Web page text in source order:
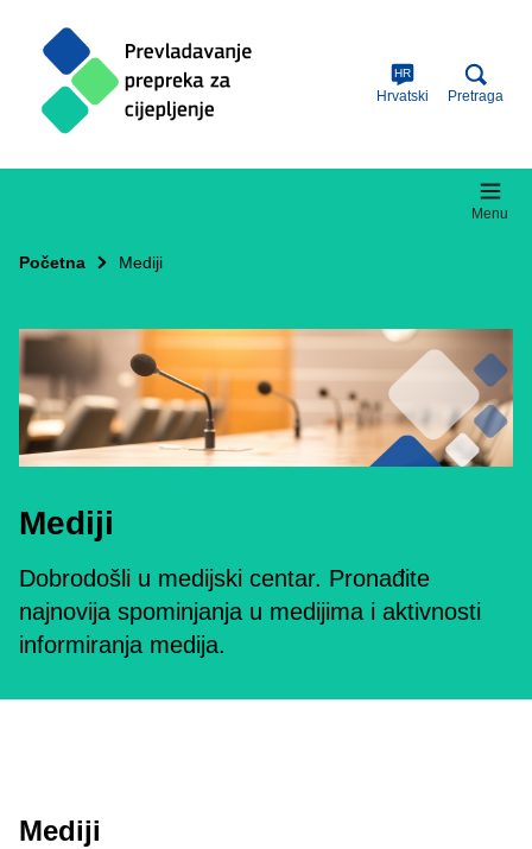
HR
Hrvatski Pretraga
Menu
Početna Mediji
Mediji
Dobrodošli u medijski centar. Pronađite
najnovija spominjanja u medijima i aktivnosti
informiranja medija.
Mediji